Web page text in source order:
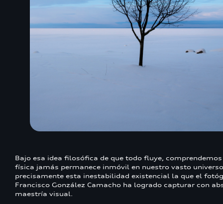
Bajo esa idea filosófica de que todo fluye,
física jamás permanece inmóvil en nuestro vasto
precisamente esta inestabilidad existencial la que el
Francisco González Camacho ha logrado capturar con
maestría visual.